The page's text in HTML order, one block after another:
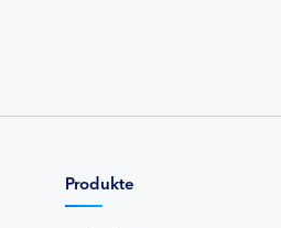
Produkte